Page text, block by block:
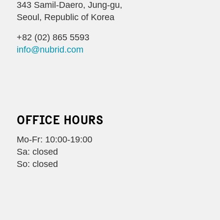
343 Samil-Daero, Jung-gu,
Seoul, Republic of Korea
+82 (02) 865 5593
info@nubrid.com
OFFICE HOURS
Mo-Fr: 10:00-19:00
Sa: closed
So: closed